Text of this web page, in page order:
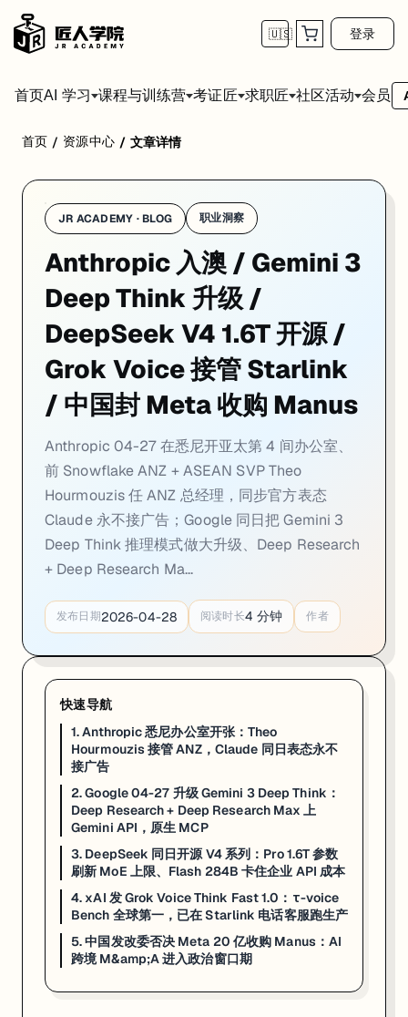
🇺🇸 登录
首页AI 学习 课程与训练营 考证匠 求职匠 社区活动 会员
1. Anthropic 悉尼办公室开张：Theo
: Anthropic 04-27 在悉尼开亚太第 4 间办公室，前 Snowflake
Anthropic 04-27 正式在悉尼开了亚太区第 4 间办公室，前 3 间分别
首页 / 资源中心 / 文章详情
JR ACADEMY · BLOG 职业洞察
Anthropic 入澳 / Gemini 3
Deep Think 升级 /
DeepSeek V4 1.6T 开源 /
Grok Voice 接管 Starlink
/ 中国封 Meta 收购 Manus
Anthropic 04-27 在悉尼开亚太第 4 间办公室、
前 Snowflake ANZ + ASEAN SVP Theo
Hourmouzis 任 ANZ 总经理，同步官方表态
Claude 永不接广告；Google 同日把 Gemini 3
Deep Think 推理模式做大升级、Deep Research
+ Deep Research Ma...
发布日期2026-04-28 阅读时长4 分钟 作者
快速导航
1. Anthropic 悉尼办公室开张：Theo
Hourmouzis 接管 ANZ，Claude 同日表态永不
接广告
2. Google 04-27 升级 Gemini 3 Deep Think：
Deep Research + Deep Research Max 上
Gemini API，原生 MCP
3. DeepSeek 同日开源 V4 系列：Pro 1.6T 参数
刷新 MoE 上限、Flash 284B 卡住企业 API 成本
4. xAI 发 Grok Voice Think Fast 1.0：τ-voice
Bench 全球第一，已在 Starlink 电话客服跑生产
5. 中国发改委否决 Meta 20 亿收购 Manus：AI
跨境 M&amp;A 进入政治窗口期